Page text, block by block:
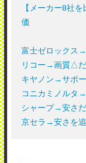
【メーカー8社
価
富士ゼロックス
リコー→画質△
キヤノン→サポ
コニカミノルタ
シャープ→安さ
京セラ→安さを